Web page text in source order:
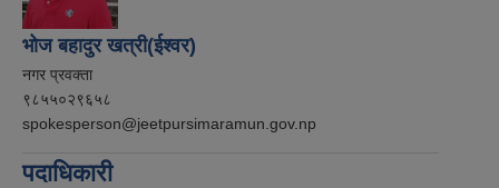
भोज बहादुर खत्री(ईश्वर)
नगर प्रवक्ता
९८५५०२९६५८
spokesperson@jeetpursimaramun.gov.np
पदाधिकारी